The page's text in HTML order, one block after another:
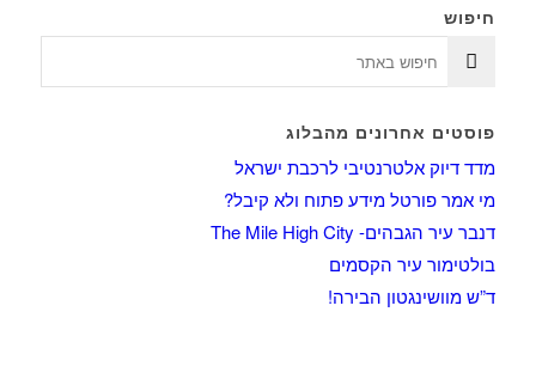
חיפוש
פוסטים אחרונים מהבלוג
מדד דיוק אלטרנטיבי לרכבת ישראל
מי אמר פורטל מידע פתוח ולא קיבל?
דנבר עיר הגבהים- The Mile High City
בולטימור עיר הקסמים
ד”ש מוושינגטון הבירה!